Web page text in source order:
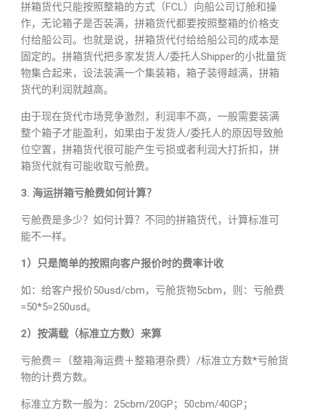
拼箱货代只能按照整箱的方式（FCL）向船公司订舱和操
作，无论箱子是否装满，拼箱货代都要按照整箱的价格支
付给船公司。也就是说，拼箱货代付给给船公司的成本是
固定的。拼箱货代把多家发货人/委托人Shipper的小批量货
物集合起来，设法装满一个集装箱，箱子装得越满，拼箱
货代的利润就越高。
由于现在货代市场竞争激烈，利润率不高，一般需要装满
整个箱子才能盈利，如果由于发货人/委托人的原因导致舱
位空置，拼箱货代很可能产生亏损或者利润大打折扣，拼
箱货代就有可能收取亏舱费。
3. 海运拼箱亏舱费如何计算？
亏舱费是多少？如何计算？不同的拼箱货代，计算标准可
能不一样。
1）只是简单的按照向客户报价时的费率计收
如：给客户报价50usd/cbm，亏舱货物5cbm，则：亏舱费
=50*5=250usd。
2）按满载（标准立方数）来算
亏舱费＝（整箱海运费＋整箱港杂费）/标准立方数*亏舱货
物的计费方数。
标准立方数一般为：25cbm/20GP；50cbm/40GP；